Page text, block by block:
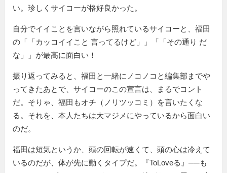
い。珍しくサイコーが格好良かった。
自分でイイことを言いながら照れているサイコーと、福田
の「
カッコイイこと 言ってるけど 」「
その通り だ
な
」が最高に面白い！
振り返ってみると、福田と一緒にノコノコと編集部までや
ってきたあとで、サイコーのこの宣言は、まるでコント
だ。そりゃ、福田もオチ（ノリツッコミ）を言いたくな
る。それを、本人たちは大マジメにやっているから面白い
のだ。
福田は短気というか、頭の回転が速くて、頭の心は冷えて
いるのだが、体が先に動くタイプだ。『ToLoveる』──も